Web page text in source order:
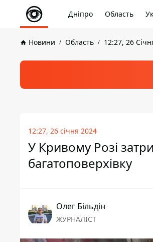
Дніпро Область
Новини Область 12:27, 26
12:27, 26 січня 2024
У Кривому Розі
багатоповерхівку
Олег Більдін
ЖУРНАЛІСТ